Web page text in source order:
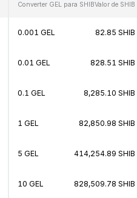
Converter GEL para SHIBValor de SHIB
0.001 GEL 82.85 SHIB
0.01 GEL 828.51 SHIB
0.1 GEL 8,285.10 SHIB
1 GEL 82,850.98 SHIB
5 GEL 414,254.89 SHIB
10 GEL 828,509.78 SHIB